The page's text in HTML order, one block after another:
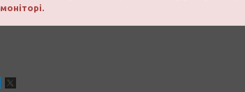
моніторі.